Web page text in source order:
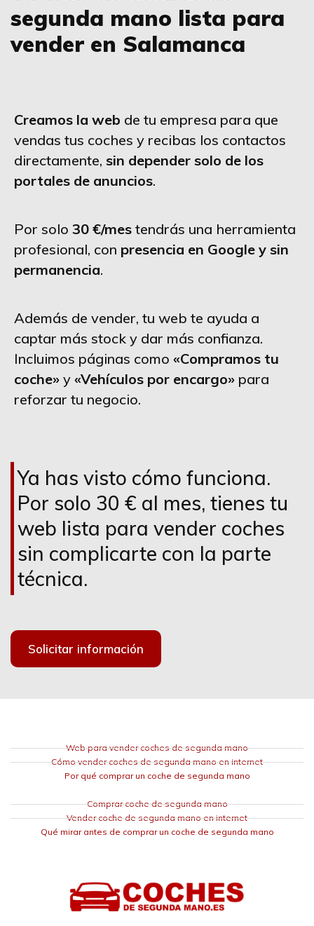
segunda mano lista para
vender en Salamanca
Creamos la web de tu empresa para que
vendas tus coches y recibas los contactos
directamente, sin depender solo de los
portales de anuncios.
Por solo 30 €/mes tendrás una herramienta
profesional, con presencia en Google y sin
permanencia.
Además de vender, tu web te ayuda a
captar más stock y dar más confianza.
Incluimos páginas como «Compramos tu
coche» y «Vehículos por encargo» para
reforzar tu negocio.
Ya has visto cómo funciona.
Por solo 30 € al mes, tienes tu
web lista para vender coches
sin complicarte con la parte
técnica.
Solicitar información
Web para vender coches de segunda mano
Cómo vender coches de segunda mano en internet
Por qué comprar un coche de segunda mano
Comprar coche de segunda mano
Vender coche de segunda mano en internet
Qué mirar antes de comprar un coche de segunda mano